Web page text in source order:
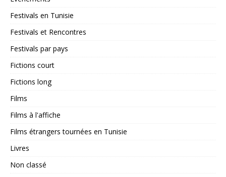
Festivals en Tunisie
Festivals et Rencontres
Festivals par pays
Fictions court
Fictions long
Films
Films à l'affiche
Films étrangers tournées en Tunisie
Livres
Non classé